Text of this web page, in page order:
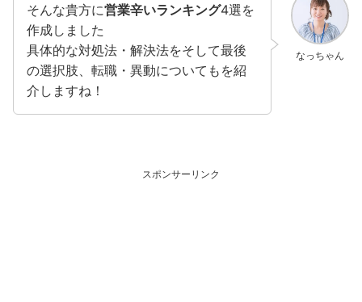
なっちゃん
そんな貴方に営業辛いランキング4選を
作成しました
具体的な対処法・解決法をそして最後
の選択肢、転職・異動についてもを紹
介しますね！
スポンサーリンク